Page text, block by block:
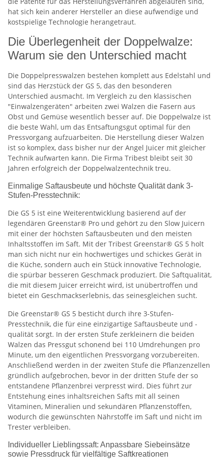
hat sich kein anderer Hersteller an diese aufwendige und
kostspielige Technologie herangetraut.
Die Überlegenheit der Doppelwalze:
Warum sie den Unterschied macht
Die Doppelpresswalzen bestehen komplett aus Edelstahl und
sind das Herzstück der GS 5, das den besonderen
Unterschied ausmacht. Im Vergleich zu den klassischen
"Einwalzengeräten" arbeiten zwei Walzen die Fasern aus
Obst und Gemüse wesentlich besser auf. Die Doppelwalze ist
die beste Wahl, um das Entsaftungsgut optimal für den
Pressvorgang aufzuarbeiten. Die Herstellung dieser Walzen
ist so komplex, dass bisher nur der Angel Juicer mit gleicher
Technik aufwarten kann. Die Firma Tribest bleibt seit 30
Jahren erfolgreich der Doppelwalzentechnik treu.
Einmalige Saftausbeute und höchste Qualität dank 3-
Stufen-Presstechnik:
Die GS 5 ist eine Weiterentwicklung basierend auf der
legendären Greenstar® Pro und gehört zu den Slow Juicern
mit einer der höchsten Saftausbeuten und den meisten
Inhaltsstoffen im Saft. Mit der Tribest Greenstar® GS 5 holt
man sich nicht nur ein hochwertiges und schickes Gerät in
die Küche, sondern auch ein Stück innovative Technologie,
die spürbar besseren Geschmack produziert. Die Saftqualität,
die mit diesem Juicer erreicht wird, ist unübertroffen und
bietet ein Geschmackserlebnis, das seinesgleichen sucht.
Die Greenstar® GS 5 besticht durch ihre 3-Stufen-
Presstechnik, die für eine einzigartige Saftausbeute und -
qualität sorgt. In der ersten Stufe zerkleinern die beiden
Walzen das Pressgut schonend bei 110 Umdrehungen pro
Minute, um den eigentlichen Pressvorgang vorzubereiten.
Anschließend werden in der zweiten Stufe die Pflanzenzellen
gründlich aufgebrochen, bevor in der dritten Stufe der so
entstandene Pflanzenbrei verpresst wird. Dies führt zur
Entstehung eines inhaltsreichen Safts mit all seinen
Vitaminen, Mineralien und sekundären Pflanzenstoffen,
wodurch die gewünschten Nährstoffe im Saft und nicht im
Trester verbleiben.
Individueller Lieblingssaft: Anpassbare Siebeinsätze
sowie Pressdruck für vielfältige Saftkreationen